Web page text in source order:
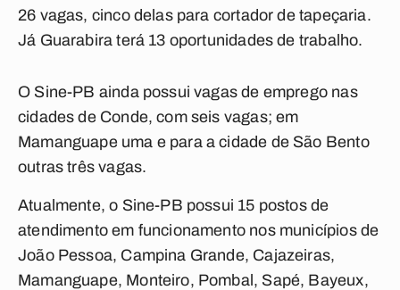
26 vagas, cinco delas para cortador de tapeçaria.
Já Guarabira terá 13 oportunidades de trabalho.
O Sine-PB ainda possui vagas de emprego nas
cidades de Conde, com seis vagas; em
Mamanguape uma e para a cidade de São Bento
outras três vagas.
Atualmente, o Sine-PB possui 15 postos de
atendimento em funcionamento nos municípios de
João Pessoa, Campina Grande, Cajazeiras,
Mamanguape, Monteiro, Pombal, Sapé, Bayeux,